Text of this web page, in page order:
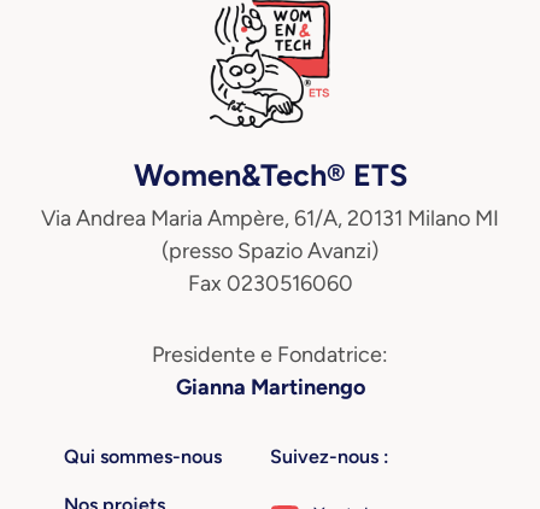
Women&Tech® ETS
Via Andrea Maria Ampère, 61/A, 20131 Milano MI
(presso Spazio Avanzi)
Fax 0230516060
Presidente e Fondatrice:
Gianna Martinengo
Qui sommes-nous Suivez-nous :